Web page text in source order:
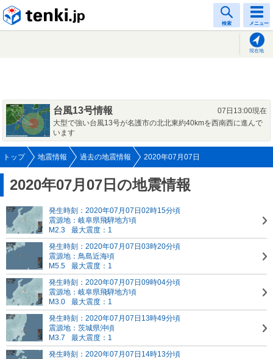
検索 メニュー
現在地
台風13号情報
07日13:00現在
大型で強い台風13号が名護市の北北東約40kmを西南西に進んで
います
トップ 地震情報 過去の地震情報 2020年07月07日
2020年07月07日の地震情報
発生時刻：2020年07月07日02時15分頃
震源地：岐阜県飛騨地方頃
M2.3
最大震度：1
発生時刻：2020年07月07日03時20分頃
震源地：鳥島近海頃
M5.5
最大震度：1
発生時刻：2020年07月07日09時04分頃
震源地：岐阜県飛騨地方頃
M3.0
最大震度：1
発生時刻：2020年07月07日13時49分頃
震源地：茨城県沖頃
M3.7
最大震度：1
発生時刻：2020年07月07日14時13分頃